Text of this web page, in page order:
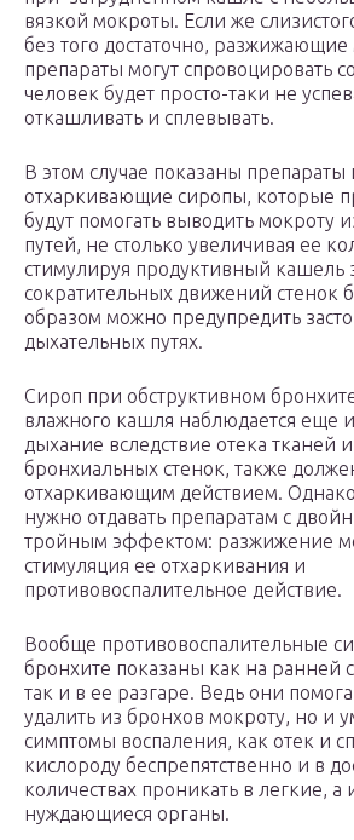
вязкой мокроты. Если же
без того достаточно, разжижающие
препараты могут спровоцировать
человек будет просто-таки не
откашливать и сплевывать.
В этом случае показаны препараты
отхаркивающие сиропы, которые
будут помогать выводить мокроту
путей, не столько увеличивая ее
стимулируя продуктивный кашель
сократительных движений стенок
образом можно предупредить
дыхательных путях.
Сироп при обструктивном
влажного кашля наблюдается еще
дыхание вследствие отека тканей
бронхиальных стенок, также
отхаркивающим действием.
нужно отдавать препаратам с
тройным эффектом: разжижение
стимуляция ее отхаркивания и
противовоспалительное действие.
Вообще противовоспалительные
бронхите показаны как на ранней
так и в ее разгаре. Ведь они
удалить из бронхов мокроту, но и
симптомы воспаления, как отек и
кислороду беспрепятственно и в
количествах проникать в легкие, а
нуждающиеся органы.